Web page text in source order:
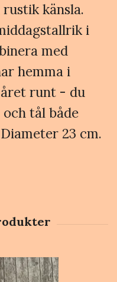
känsla.
i
med
hemma i
runt - du
och tål både
23 cm.